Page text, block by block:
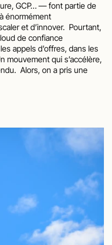
GCP… — font partie de
énormément
et d’innover.  Pourtant,
de confiance
appels d’offres, dans les
mouvement qui s’accélère,
Alors, on a pris une